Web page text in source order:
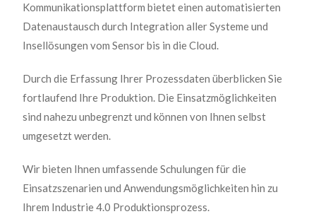
Kommunikationsplattform bietet einen automatisierten
Datenaustausch durch Integration aller Systeme und
Insellösungen vom Sensor bis in die Cloud.
Durch die Erfassung Ihrer Prozessdaten überblicken Sie
fortlaufend Ihre Produktion. Die Einsatzmöglichkeiten
sind nahezu unbegrenzt und können von Ihnen selbst
umgesetzt werden.
Wir bieten Ihnen umfassende Schulungen für die
Einsatzszenarien und Anwendungsmöglichkeiten hin zu
Ihrem Industrie 4.0 Produktionsprozess.